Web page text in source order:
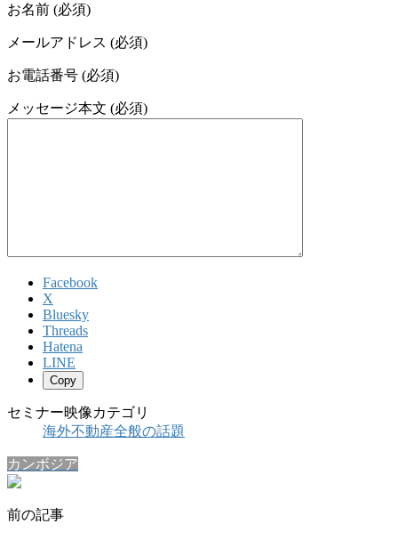
お名前 (必須)
メールアドレス (必須)
お電話番号 (必須)
メッセージ本文 (必須)
Facebook
X
Bluesky
Threads
Hatena
LINE
Copy
セミナー映像カテゴリ
海外不動産全般の話題
カンボジア
前の記事